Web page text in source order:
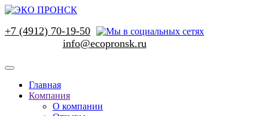
+7 (4912) 70-19-50
Главная
Компания
О компании